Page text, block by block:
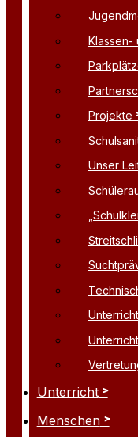
Klassen-
Projekte
Unser
Unterricht
Menschen